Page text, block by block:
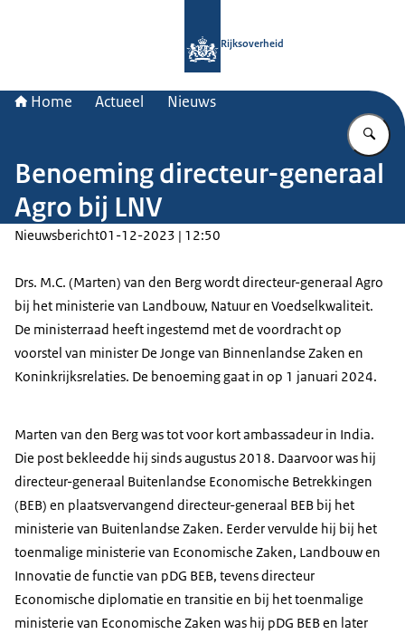
Rijksoverheid
Home Actueel Nieuws
Benoeming directeur-generaal
Agro bij LNV
Nieuwsbericht01-12-2023 | 12:50
Drs. M.C. (Marten) van den Berg wordt directeur-generaal Agro
bij het ministerie van Landbouw, Natuur en Voedselkwaliteit.
De ministerraad heeft ingestemd met de voordracht op
voorstel van minister De Jonge van Binnenlandse Zaken en
Koninkrijksrelaties. De benoeming gaat in op 1 januari 2024.
Marten van den Berg was tot voor kort ambassadeur in India.
Die post bekleedde hij sinds augustus 2018. Daarvoor was hij
directeur-generaal Buitenlandse Economische Betrekkingen
(BEB) en plaatsvervangend directeur-generaal BEB bij het
ministerie van Buitenlandse Zaken. Eerder vervulde hij bij het
toenmalige ministerie van Economische Zaken, Landbouw en
Innovatie de functie van pDG BEB, tevens directeur
Economische diplomatie en transitie en bij het toenmalige
ministerie van Economische Zaken was hij pDG BEB en later